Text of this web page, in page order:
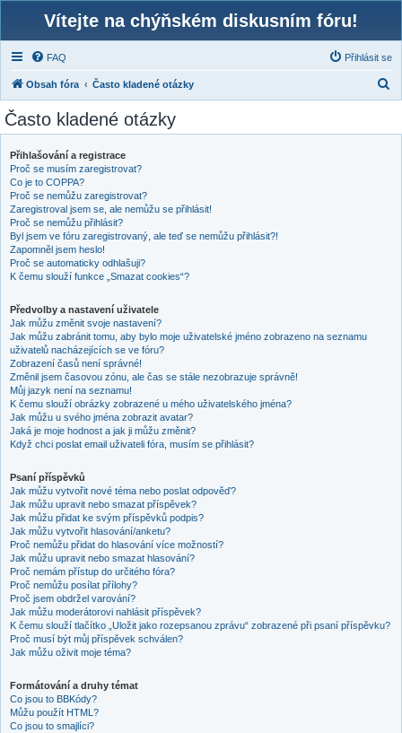
Vítejte na chýňském diskusním fóru!
FAQ Přihlásit se
Obsah fóra Často kladené otázky
Často kladené otázky
Přihlašování a registrace
Proč se musím zaregistrovat?
Co je to COPPA?
Proč se nemůžu zaregistrovat?
Zaregistroval jsem se, ale nemůžu se přihlásit!
Proč se nemůžu přihlásit?
Byl jsem ve fóru zaregistrovaný, ale teď se nemůžu přihlásit?!
Zapomněl jsem heslo!
Proč se automaticky odhlašuji?
K čemu slouží funkce „Smazat cookies“?
Předvolby a nastavení uživatele
Jak můžu změnit svoje nastavení?
Jak můžu zabránit tomu, aby bylo moje uživatelské jméno zobrazeno na seznamu
uživatelů nacházejících se ve fóru?
Zobrazení časů není správné!
Změnil jsem časovou zónu, ale čas se stále nezobrazuje správně!
Můj jazyk není na seznamu!
K čemu slouží obrázky zobrazené u mého uživatelského jména?
Jak můžu u svého jména zobrazit avatar?
Jaká je moje hodnost a jak ji můžu změnit?
Když chci poslat email uživateli fóra, musím se přihlásit?
Psaní příspěvků
Jak můžu vytvořit nové téma nebo poslat odpověď?
Jak můžu upravit nebo smazat příspěvek?
Jak můžu přidat ke svým příspěvků podpis?
Jak můžu vytvořit hlasování/anketu?
Proč nemůžu přidat do hlasování více možností?
Jak můžu upravit nebo smazat hlasování?
Proč nemám přístup do určitého fóra?
Proč nemůžu posílat přílohy?
Proč jsem obdržel varování?
Jak můžu moderátorovi nahlásit příspěvek?
K čemu slouží tlačítko „Uložit jako rozepsanou zprávu“ zobrazené při psaní příspěvku?
Proč musí být můj příspěvek schválen?
Jak můžu oživit moje téma?
Formátování a druhy témat
Co jsou to BBKódy?
Můžu použít HTML?
Co jsou to smajlíci?